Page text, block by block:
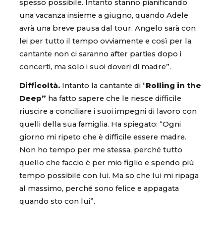
spesso possibile. Intanto stanno pianificando
una vacanza insieme a giugno, quando Adele
avrà una breve pausa dal tour. Angelo sarà con
lei per tutto il tempo ovviamente e così per la
cantante non ci saranno after parties dopo i
concerti, ma solo i suoi doveri di madre”.
Difficoltà. Intanto la cantante di “Rolling in the
Deep” ha fatto sapere che le riesce difficile
riuscire a conciliare i suoi impegni di lavoro con
quelli della sua famiglia. Ha spiegato: “Ogni
giorno mi ripeto che è difficile essere madre.
Non ho tempo per me stessa, perché tutto
quello che faccio è per mio figlio e spendo più
tempo possibile con lui. Ma so che lui mi ripaga
al massimo, perché sono felice e appagata
quando sto con lui”.